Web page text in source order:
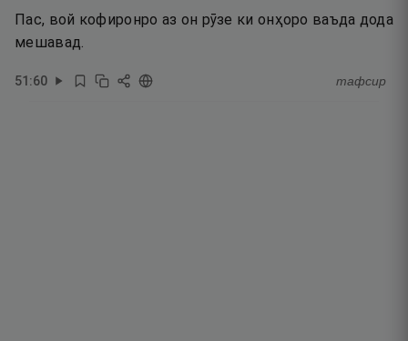
Пас, вой кофиронро аз он рӯзе ки онҳоро ваъда дода
мешавад.
51:60 тафсир